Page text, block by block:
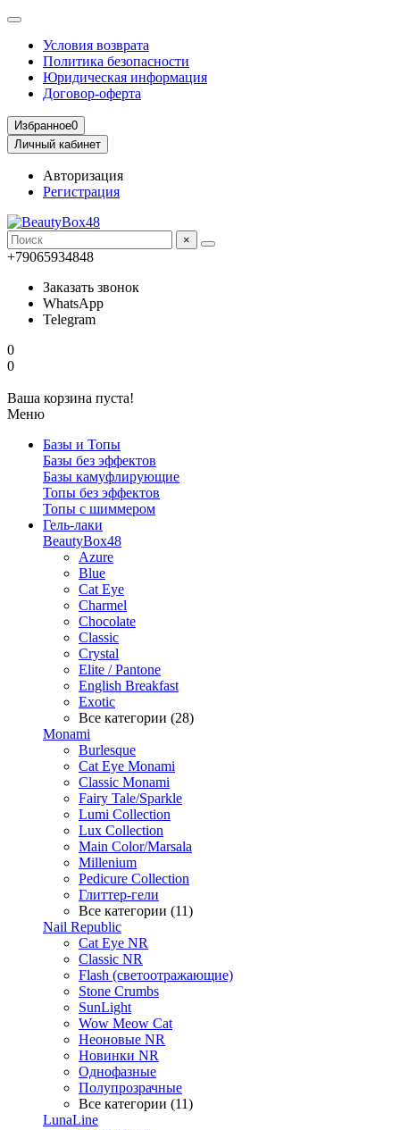
Условия возврата
Политика безопасности
Юридическая информация
Договор-оферта
Избранное0
Личный кабинет
Авторизация
Регистрация
×
+79065934848
Заказать звонок
WhatsApp
Telegram
0
0
Ваша корзина пуста!
Меню
Базы и Топы
Базы без эффектов
Базы камуфлирующие
Топы без эффектов
Топы с шиммером
Гель-лаки
BeautyBox48
Azure
Blue
Cat Eye
Charmel
Chocolate
Classic
Crystal
Elite / Pantone
English Breakfast
Exotic
Все категории (28)
Monami
Burlesque
Cat Eye Monami
Classic Monami
Fairy Tale/Sparkle
Lumi Collection
Lux Collection
Main Color/Marsala
Millenium
Pedicure Collection
Глиттер-гели
Все категории (11)
Nail Republic
Cat Eye NR
Classic NR
Flash (светоотражающие)
Stone Crumbs
SunLight
Wow Meow Cat
Неоновые NR
Новинки NR
Однофазные
Полупрозрачные
Все категории (11)
LunaLine